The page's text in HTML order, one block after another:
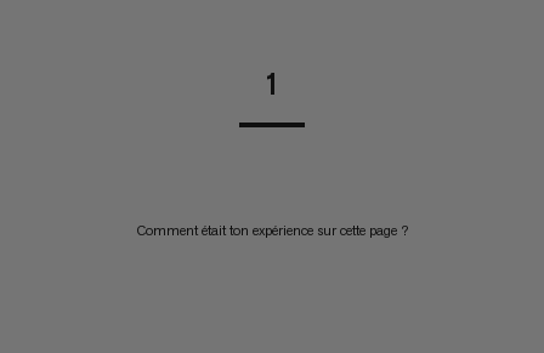
1
Comment était ton expérience sur cette page ?